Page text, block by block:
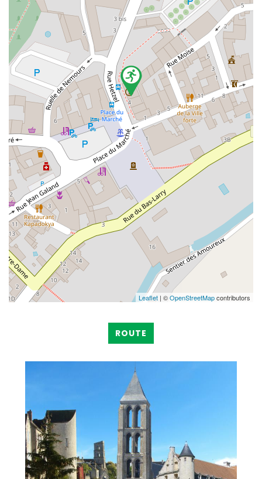
Leaflet | ©OpenStreetMapcontributors
ROUTE